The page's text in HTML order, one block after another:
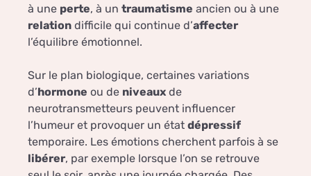
à une perte, à un traumatisme ancien ou à une
relation difficile qui continue d’affecter
l’équilibre émotionnel.
Sur le plan biologique, certaines variations
d’hormone ou de niveaux de
neurotransmetteurs peuvent influencer
l’humeur et provoquer un état dépressif
temporaire. Les émotions cherchent parfois à se
libérer, par exemple lorsque l’on se retrouve